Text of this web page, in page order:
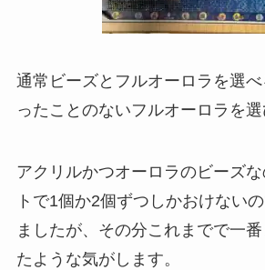
通常ビーズとフルオーロラを選
ったことのないフルオーロラを選
アクリルかつオーロラのビーズ
トで1個か2個ずつしかおけない
ましたが、その分これまでで一
たような気がします。